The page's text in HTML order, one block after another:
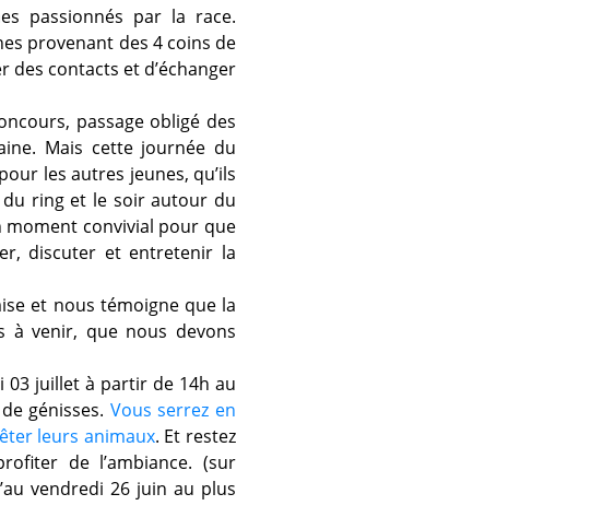
passionnés par la race.
provenant des 4 coins de
des contacts et d’échanger
passage obligé des
Mais cette journée du
les autres jeunes, qu’ils
du ring et le soir autour du
moment convivial pour que
discuter et entretenir la
et nous témoigne que la
à venir, que nous devons
03 juillet à partir de 14h au
génisses. Vous serrez en
leurs animaux. Et restez
de l’ambiance. (sur
vendredi 26 juin au plus